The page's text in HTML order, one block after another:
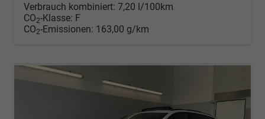
Verbrauch kombiniert: 7,20 l/100km
CO2-Klasse: F
CO2-Emissionen: 163,00 g/km